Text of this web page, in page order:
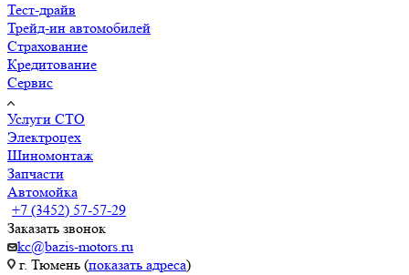
Тест-драйв
Трейд-ин автомобилей
Страхование
Кредитование
Сервис
Услуги СТО
Электроцех
Шиномонтаж
Запчасти
Автомойка
+7 (3452) 57-57-29
Заказать звонок
kc@bazis-motors.ru
г. Тюмень (показать адреса)